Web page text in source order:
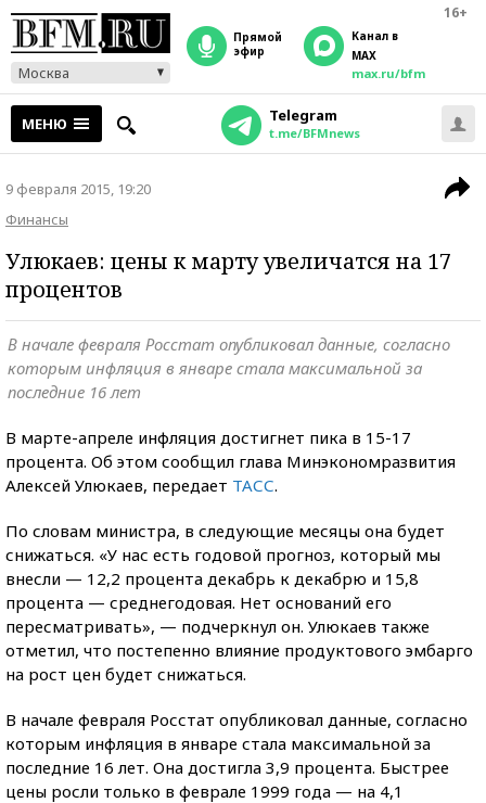
16+
Москва
прямой
эфир
Канал в
MAX
max.ru/bfm
МЕНЮ Telegram
t.me/BFMnews
9 февраля 2015, 19:20
Финансы
Улюкаев: цены к марту увеличатся на 17
процентов
В начале февраля Росстат опубликовал данные, согласно
которым инфляция в январе стала максимальной за
последние 16 лет
В марте-апреле инфляция достигнет пика в 15-17
процента. Об этом сообщил глава Минэкономразвития
Алексей Улюкаев, передает ТАСС.
По словам министра, в следующие месяцы она будет
снижаться. «У нас есть годовой прогноз, который мы
внесли — 12,2 процента декабрь к декабрю и 15,8
процента — среднегодовая. Нет оснований его
пересматривать», — подчеркнул он. Улюкаев также
отметил, что постепенно влияние продуктового эмбарго
на рост цен будет снижаться.
В начале февраля Росстат опубликовал данные, согласно
которым инфляция в январе стала максимальной за
последние 16 лет. Она достигла 3,9 процента. Быстрее
цены росли только в феврале 1999 года — на 4,1